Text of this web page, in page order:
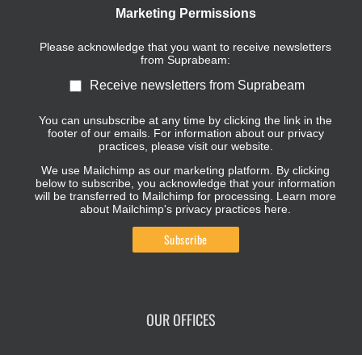
Marketing Permissions
Please acknowledge that you want to receive newsletters
from Suprabeam:
Receive newsletters from Suprabeam
You can unsubscribe at any time by clicking the link in the
footer of our emails. For information about our privacy
practices, please visit our website.
We use Mailchimp as our marketing platform. By clicking
below to subscribe, you acknowledge that your information
will be transferred to Mailchimp for processing. Learn more
about Mailchimp's privacy practices here.
OUR OFFICES